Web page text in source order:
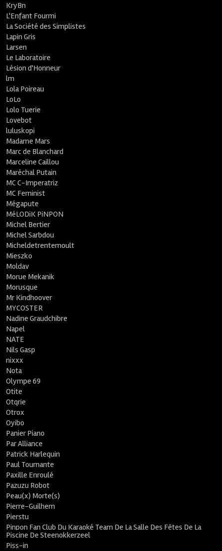
KryBn
L'Enfant Fourmi
La Société des Simplistes
Lapin Gris
Larsen
Le Laboratoire
Lésion d'Honneur
lm
Lola Poireau
LoLo
Lolo Tuerie
Lovebot
luluskopi
Madame Mars
Marc de Blanchard
Marceline Caillou
Maréchal Putain
MC C-Imperatriz
MC Feminist
Mégapute
MéLODiK PiNPON
Michel Bertier
Michel Sarbdou
Micheldetrentemoult
Mieszko
Moldav
Morue Mekanik
Morusque
Mr Kindhoover
MYCOSTER
Nadine Graudchibre
Napel
NATE
Nils Gasp
nixxx
Nota
Olympe 69
Otite
Otqrie
Otrox
Oyibo
Panier Piano
Par Alliance
Patrick Harlequin
Paul Tournante
Paxille Enroulé
Pazuzu Robot
Peau(x) Morte(s)
Pierre-Guilhem
Pierstu
Pinpon Fan Club Du Karaoké Team De La Salle Des Fêtes De La
Piscine De Steenokkerzeel
Piss-in